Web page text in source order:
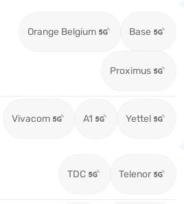
Orange Belgium Base
Proximus
Vivacom A1 Yettel
TDC Telenor